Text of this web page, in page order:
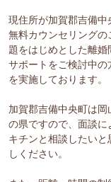
現住所が加賀郡吉備中
無料カウンセリング
題をはじめとした離
サポートをご検討中
を実施しております。
加賀郡吉備中央町は
の県ですので、面談
キチンと相談したい
しください。